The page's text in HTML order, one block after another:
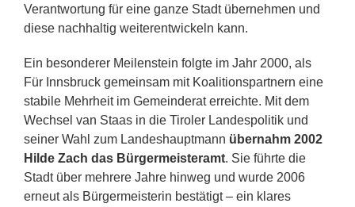
Verantwortung für eine ganze Stadt übernehmen und
diese nachhaltig weiterentwickeln kann.
Ein besonderer Meilenstein folgte im Jahr 2000, als
Für Innsbruck gemeinsam mit Koalitionspartnern eine
stabile Mehrheit im Gemeinderat erreichte. Mit dem
Wechsel van Staas in die Tiroler Landespolitik und
seiner Wahl zum Landeshauptmann übernahm 2002
Hilde Zach das Bürgermeisteramt. Sie führte die
Stadt über mehrere Jahre hinweg und wurde 2006
erneut als Bürgermeisterin bestätigt – ein klares